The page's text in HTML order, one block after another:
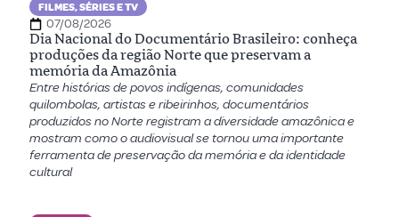
FILMES, SÉRIES E TV
07/08/2026
Dia Nacional do Documentário Brasileiro: conheça
produções da região Norte que preservam a
memória da Amazônia
Entre histórias de povos indígenas, comunidades
quilombolas, artistas e ribeirinhos, documentários
produzidos no Norte registram a diversidade amazônica e
mostram como o audiovisual se tornou uma importante
ferramenta de preservação da memória e da identidade
cultural